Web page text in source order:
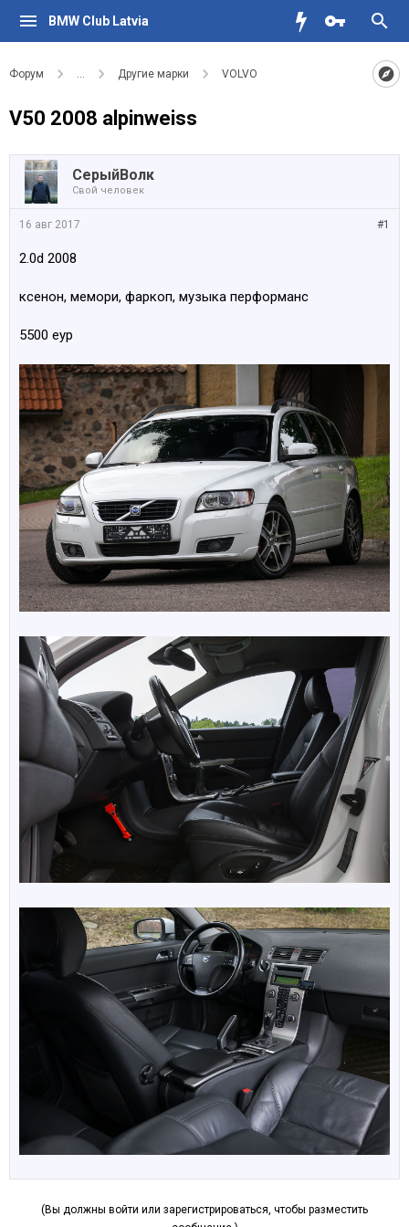
BMW Club Latvia
Форум ... Другие марки VOLVO
V50 2008 alpinweiss
СерыйВолк
Свой человек
#1
16 авг 2017
2.0d 2008
ксенон, мемори, фаркоп, музыка перформанс
5500 еур
(Вы должны войти или зарегистрироваться, чтобы разместить